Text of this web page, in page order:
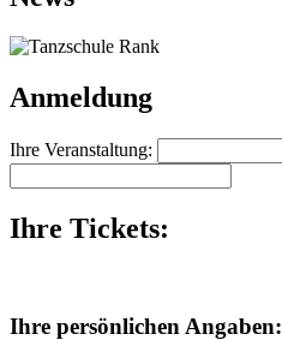
Anmeldung
Ihre Veranstaltung:
Ihre Tickets:
Ihre persönlichen Angaben: